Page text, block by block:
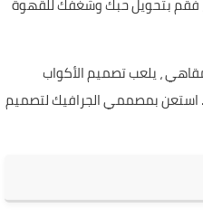
، يلعب تصميم الأكواب
استعن بمصممي الجرافيك لتصميم